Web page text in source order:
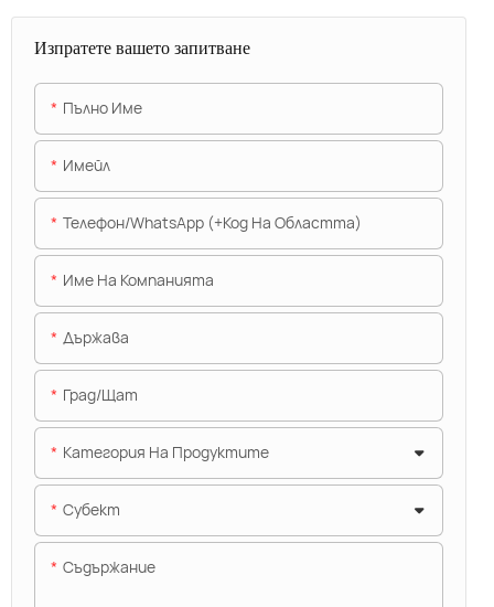
Изпратете вашето запитване
Пълно Име
Имейл
Телефон/WhatsApp (+Код На Областта)
Име На Компанията
Държава
Град/щат
Категория На Продуктите
Субект
Съдържание